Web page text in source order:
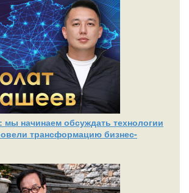
начинаем обсуждать технологии
трансформацию бизнес-